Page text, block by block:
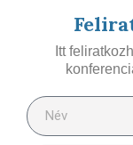
Itt